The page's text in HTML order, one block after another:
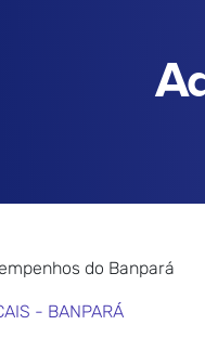
do Banpará
- BANPARÁ